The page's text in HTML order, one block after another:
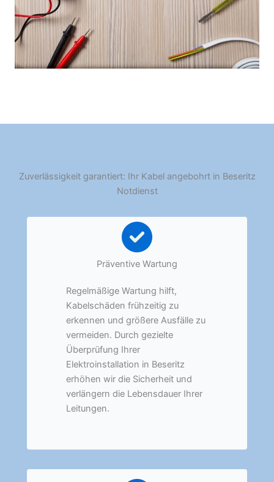
Zuverlässigkeit garantiert: Ihr Kabel angebohrt in Beseritz
Notdienst
Präventive Wartung
Regelmäßige Wartung hilft,
Kabelschäden frühzeitig zu
erkennen und größere Ausfälle zu
vermeiden. Durch gezielte
Überprüfung Ihrer
Elektroinstallation in Beseritz
erhöhen wir die Sicherheit und
verlängern die Lebensdauer Ihrer
Leitungen.